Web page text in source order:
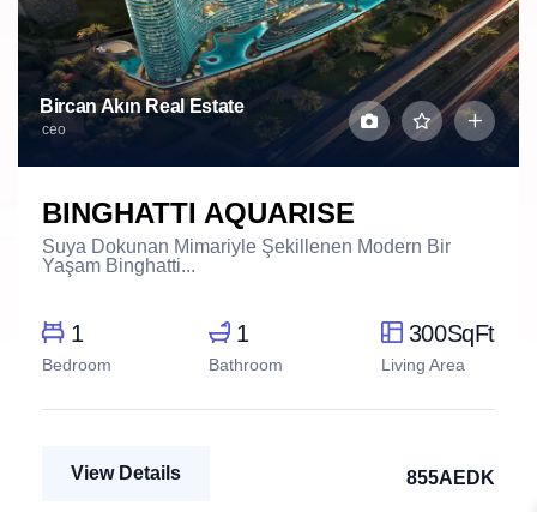
Bircan Akın Real Estate
ceo
BINGHATTI AQUARISE
Suya Dokunan Mimariyle Şekillenen Modern Bir
Yaşam Binghatti...
1
Bedroom
1
Bathroom
300SqFt
Living Area
View Details 855AEDK